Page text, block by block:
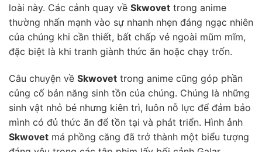
loài này. Các cảnh quay về Skwovet trong anime
thường nhấn mạnh vào sự nhanh nhẹn đáng ngạc nhiên
của chúng khi cần thiết, bất chấp vẻ ngoài mũm mĩm,
đặc biệt là khi tranh giành thức ăn hoặc chạy trốn.
Câu chuyện về Skwovet trong anime cũng góp phần
củng cố bản năng sinh tồn của chúng. Chúng là những
sinh vật nhỏ bé nhưng kiên trì, luôn nỗ lực để đảm bảo
mình có đủ thức ăn để tồn tại và phát triển. Hình ảnh
Skwovet má phồng căng đã trở thành một biểu tượng